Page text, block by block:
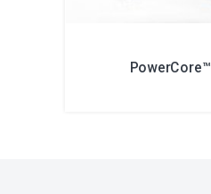
PowerCore™